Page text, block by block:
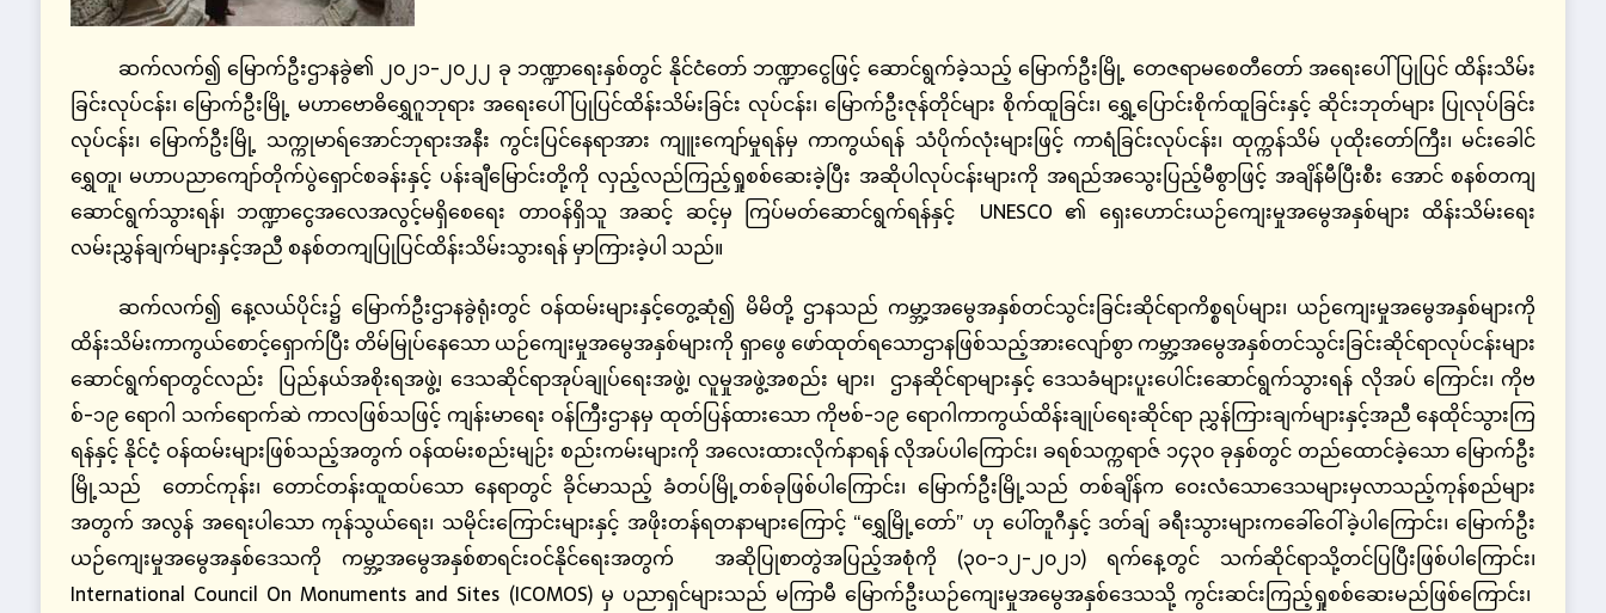
ဆက်လက်၍ မြောက်ဦးဌာနခွဲ၏ ၂၀၂၁-၂၀၂၂ ခု ဘဏ္ဍာရေးနှစ်တွင် နိုင်ငံတော် ဘဏ္ဍာငွေဖြင့် ဆောင်ရွက်ခဲ့သည့် မြောက်ဦးမြို့ တေဇရာမစေတီတော် အရေးပေါ်ပြုပြင် ထိန်းသိမ်း
ခြင်းလုပ်ငန်း၊ မြောက်ဦးမြို့ မဟာဗောဓိရွှေဂူဘုရား အရေးပေါ်ပြုပြင်ထိန်းသိမ်းခြင်း လုပ်ငန်း၊ မြောက်ဦးဇုန်တိုင်များ စိုက်ထူခြင်း၊ ရွှေ့ပြောင်းစိုက်ထူခြင်းနှင့် ဆိုင်းဘုတ်များ ပြုလုပ်ခြင်း
လုပ်ငန်း၊ မြောက်ဦးမြို့ သက္ကုမာရ်အောင်ဘုရားအနီး ကွင်းပြင်နေရာအား ကျူးကျော်မှုရန်မှ ကာကွယ်ရန် သံပိုက်လုံးများဖြင့် ကာရံခြင်းလုပ်ငန်း၊ ထုက္ကန်သိမ် ပုထိုးတော်ကြီး၊ မင်းခေါင်
ရွှေတူ၊ မဟာပညာကျော်တိုက်ပွဲရှောင်စခန်းနှင့် ပန်းချီမြောင်းတို့ကို လှည့်လည်ကြည့်ရှုစစ်ဆေးခဲ့ပြီး အဆိုပါလုပ်ငန်းများကို အရည်အသွေးပြည့်မီစွာဖြင့် အချိန်မီပြီးစီး အောင် စနစ်တကျ
ဆောင်ရွက်သွားရန်၊ ဘဏ္ဍာငွေအလေအလွင့်မရှိစေရေး တာဝန်ရှိသူ အဆင့် ဆင့်မှ ကြပ်မတ်ဆောင်ရွက်ရန်နှင့် UNESCO ၏ ရှေးဟောင်းယဉ်ကျေးမှုအမွေအနှစ်များ ထိန်းသိမ်းရေး
လမ်းညွှန်ချက်များနှင့်အညီ စနစ်တကျပြုပြင်ထိန်းသိမ်းသွားရန် မှာကြားခဲ့ပါ သည်။
ဆက်လက်၍ နေ့လယ်ပိုင်း၌ မြောက်ဦးဌာနခွဲရုံးတွင် ဝန်ထမ်းများနှင့်တွေ့ဆုံ၍ မိမိတို့ ဌာနသည် ကမ္ဘာ့အမွေအနှစ်တင်သွင်းခြင်းဆိုင်ရာကိစ္စရပ်များ၊ ယဉ်ကျေးမှုအမွေအနှစ်များကို
ထိန်းသိမ်းကာကွယ်စောင့်ရှောက်ပြီး တိမ်မြုပ်နေသော ယဉ်ကျေးမှုအမွေအနှစ်များကို ရှာဖွေ ဖော်ထုတ်ရသောဌာနဖြစ်သည့်အားလျော်စွာ ကမ္ဘာ့အမွေအနှစ်တင်သွင်းခြင်းဆိုင်ရာလုပ်ငန်းများ
ဆောင်ရွက်ရာတွင်လည်း ပြည်နယ်အစိုးရအဖွဲ့၊ ဒေသဆိုင်ရာအုပ်ချုပ်ရေးအဖွဲ့၊ လူမှုအဖွဲ့အစည်း များ၊ ဌာနဆိုင်ရာများနှင့် ဒေသခံများပူးပေါင်းဆောင်ရွက်သွားရန် လိုအပ် ကြောင်း၊ ကိုဗ
စ်-၁၉ ရောဂါ သက်ရောက်ဆဲ ကာလဖြစ်သဖြင့် ကျန်းမာရေး ဝန်ကြီးဌာနမှ ထုတ်ပြန်ထားသော ကိုဗစ်-၁၉ ရောဂါကာကွယ်ထိန်းချုပ်ရေးဆိုင်ရာ ညွှန်ကြားချက်များနှင့်အညီ နေထိုင်သွားကြ
ရန်နှင့် နိုင်ငံ့ ဝန်ထမ်းများဖြစ်သည့်အတွက် ဝန်ထမ်းစည်းမျဉ်း စည်းကမ်းများကို အလေးထားလိုက်နာရန် လိုအပ်ပါကြောင်း၊ ခရစ်သက္ကရာဇ် ၁၄၃၀ ခုနှစ်တွင် တည်ထောင်ခဲ့သော မြောက်ဦး
မြို့သည် တောင်ကုန်း၊ တောင်တန်းထူထပ်သော နေရာတွင် ခိုင်မာသည့် ခံတပ်မြို့တစ်ခုဖြစ်ပါကြောင်း၊ မြောက်ဦးမြို့သည် တစ်ချိန်က ဝေးလံသောဒေသများမှလာသည့်ကုန်စည်များ
အတွက် အလွန် အရေးပါသော ကုန်သွယ်ရေး၊ သမိုင်းကြောင်းများနှင့် အဖိုးတန်ရတနာများကြောင့် “ရွှေမြို့တော်” ဟု ပေါ်တူဂီနှင့် ဒတ်ချ် ခရီးသွားများကခေါ်ဝေါ်ခဲ့ပါကြောင်း၊ မြောက်ဦး
ယဉ်ကျေးမှုအမွေအနှစ်ဒေသကို ကမ္ဘာ့အမွေအနှစ်စာရင်းဝင်နိုင်ရေးအတွက် အဆိုပြုစာတွဲအပြည့်အစုံကို (၃၀-၁၂-၂၀၂၁) ရက်နေ့တွင် သက်ဆိုင်ရာသို့တင်ပြပြီးဖြစ်ပါကြောင်း၊
International Council On Monuments and Sites (ICOMOS) မှ ပညာရှင်များသည် မကြာမီ မြောက်ဦးယဉ်ကျေးမှုအမွေအနှစ်ဒေသသို့ ကွင်းဆင်းကြည့်ရှုစစ်ဆေးမည်ဖြစ်ကြောင်း၊